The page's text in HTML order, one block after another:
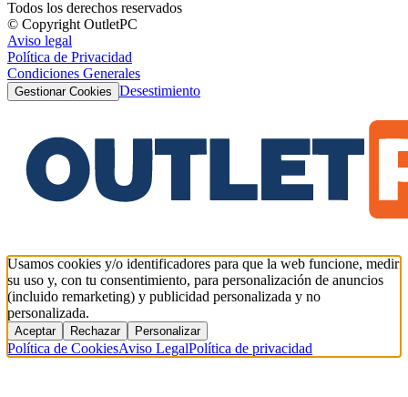
Todos los derechos reservados
© Copyright OutletPC
Aviso legal
Política de Privacidad
Condiciones Generales
Gestionar Cookies Desestimiento
Usamos cookies y/o identificadores para que la web funcione, medir
su uso y, con tu consentimiento, para personalización de anuncios
(incluido remarketing) y publicidad personalizada y no
personalizada.
Aceptar Rechazar Personalizar
Política de CookiesAviso LegalPolítica de privacidad